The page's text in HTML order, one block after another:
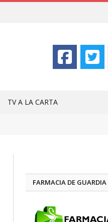
TV A LA CARTA
FARMACIA DE GUARDIA